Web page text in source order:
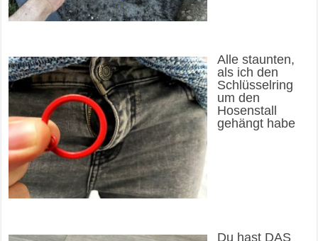
Alle staunten,
als ich den
Schlüsselring
um den
Hosenstall
gehängt habe
Du hast DAS